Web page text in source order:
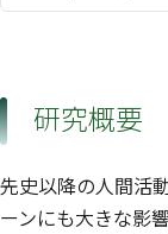
研究概要
先史以降の人間活
ーンにも大きな影